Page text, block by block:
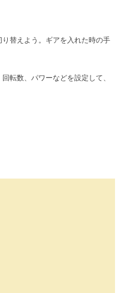
替えよう。ギアを入れた時の手
転数、パワーなどを設定して、